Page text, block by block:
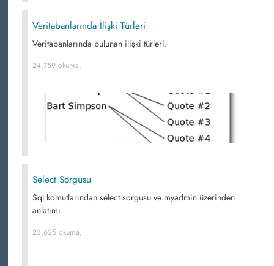
Veritabanlarında İlişki Türleri
Veritabanlarında bulunan ilişki türleri.
24,759 okuma,
Select Sorgusu
Sql komutlarından select sorgusu ve myadmin üzerinden
anlatımı
23,625 okuma,